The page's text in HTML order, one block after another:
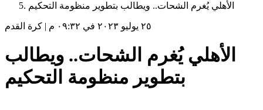
الأهلي يُغرم الشحات.. ويطالب بتطوير منظومة التحكيم
٢٥ يوليو ٢٠٢٣ في ٠٩:٣٢ م | كرة القدم
الأهلي يُغرم الشحات.. ويطالب
بتطوير منظومة التحكيم